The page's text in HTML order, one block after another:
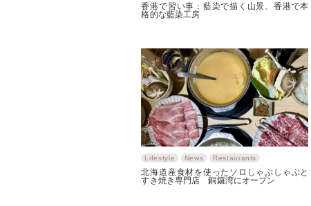
香港で習い事：藍染で描く山景、香港で本
格的な藍染工房
Lifestyle News Restaurants
北海道産食材を使ったソロしゃぶしゃぶと
すき焼き専門店 銅鑼湾にオープン